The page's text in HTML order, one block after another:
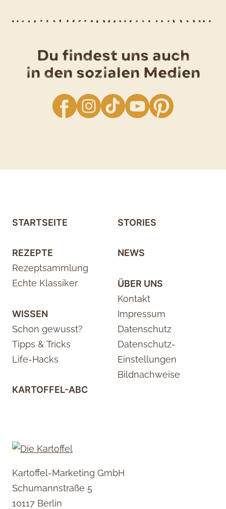
Du findest uns auch
in den sozialen Medien
facebookInstagram
TikTok YouTube
STARTSEITE
REZEPTE
Rezeptsammlung
Echte Klassiker
WISSEN
Schon gewusst?
Tipps & Tricks
Life-Hacks
KARTOFFEL-ABC
STORIES
NEWS
ÜBER UNS
Kontakt
Impressum
Datenschutz
Datenschutz-
Einstellungen
Bildnachweise
Kartoffel-Marketing GmbH
Schumannstraße 5
10117 Berlin